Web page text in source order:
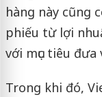
hàng này cũng
phiếu từ lợi
với mục tiêu
Trong khi đó,